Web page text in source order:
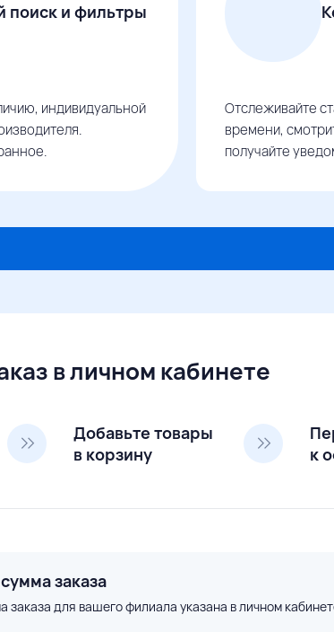
поиск и фильтры
индивидуальной
Отслеживайте
времени,
получайте
в личном кабинете
Добавьте товары
в корзину
к
заказа
заказа для вашего филиала указана в личном